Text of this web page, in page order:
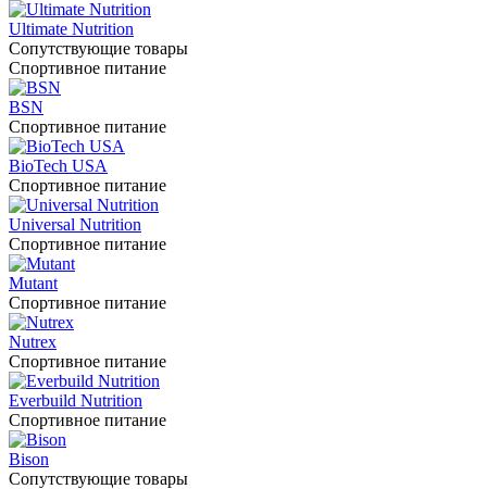
Ultimate Nutrition
Сопутствующие товары
Спортивное питание
BSN
Спортивное питание
BioTech USA
Спортивное питание
Universal Nutrition
Спортивное питание
Mutant
Спортивное питание
Nutrex
Спортивное питание
Everbuild Nutrition
Спортивное питание
Bison
Сопутствующие товары